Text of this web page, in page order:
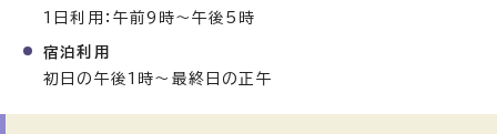
1日利用：午前9時〜午後5時
宿泊利用
初日の午後1時〜最終日の正午